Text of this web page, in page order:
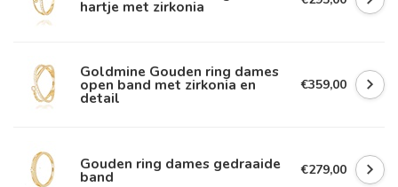
hartje met zirkonia
Goldmine Gouden ring dames
open band met zirkonia en
detail
€359,00
Gouden ring dames gedraaide
band €279,00